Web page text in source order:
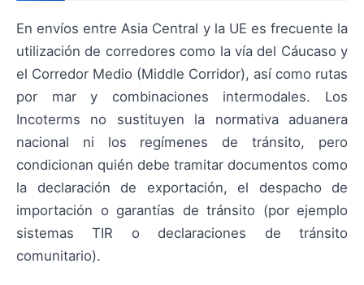
En envíos entre Asia Central y la UE es frecuente la
utilización de corredores como la vía del Cáucaso y
el Corredor Medio (Middle Corridor), así como rutas
por mar y combinaciones intermodales. Los
Incoterms no sustituyen la normativa aduanera
nacional ni los regímenes de tránsito, pero
condicionan quién debe tramitar documentos como
la declaración de exportación, el despacho de
importación o garantías de tránsito (por ejemplo
sistemas TIR o declaraciones de tránsito
comunitario).